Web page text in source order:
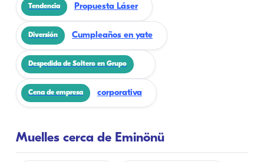
Tendencia Propuesta Láser
Diversión Cumpleaños en yate
Despedida de Soltero en Grupo
Cena de empresa corporativa
Muelles cerca de Eminönü